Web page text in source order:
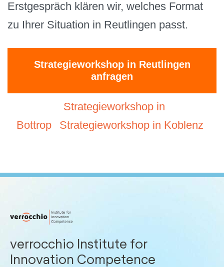
Erstgespräch klären wir, welches Format
zu Ihrer Situation in Reutlingen passt.
Strategieworkshop in Reutlingen
anfragen
Strategieworkshop in
Bottrop
Strategieworkshop in Koblenz
verrocchio Institute for
Innovation Competence